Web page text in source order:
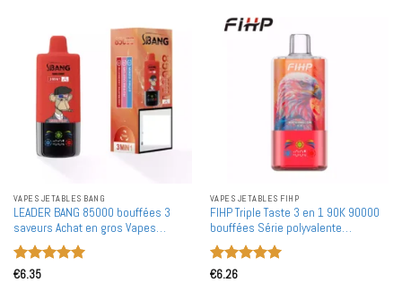
VAPES JETABLES BANG
LEADER BANG 85000 bouffées 3
saveurs Achat en gros Vapes
jetables rechargeables en gros
Note
€6.35
VAPES JETABLES FIHP
FIHP Triple Taste 3 en 1 90K 90000
bouffées Série polyvalente
bouffées Vape jetable en gros Achat
en bulk
Note
€6.26